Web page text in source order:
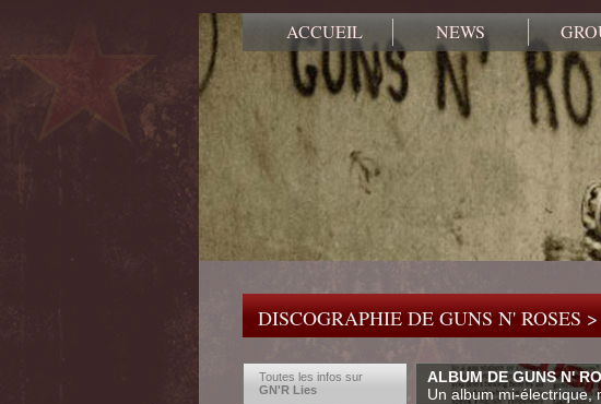
ACCUEIL NEWS
DISCOGRAPHIE DE GUNS N' ROSES
Toutes les infos sur
GN'R Lies
ALBUM DE GUNS N'
Un album mi-électrique,